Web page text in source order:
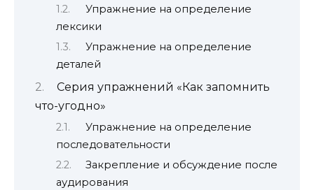
Упражнение на определение
лексики
Упражнение на определение
деталей
Серия упражнений «Как запомнить
что-угодно»
Упражнение на определение
последовательности
Закрепление и обсуждение после
аудирования